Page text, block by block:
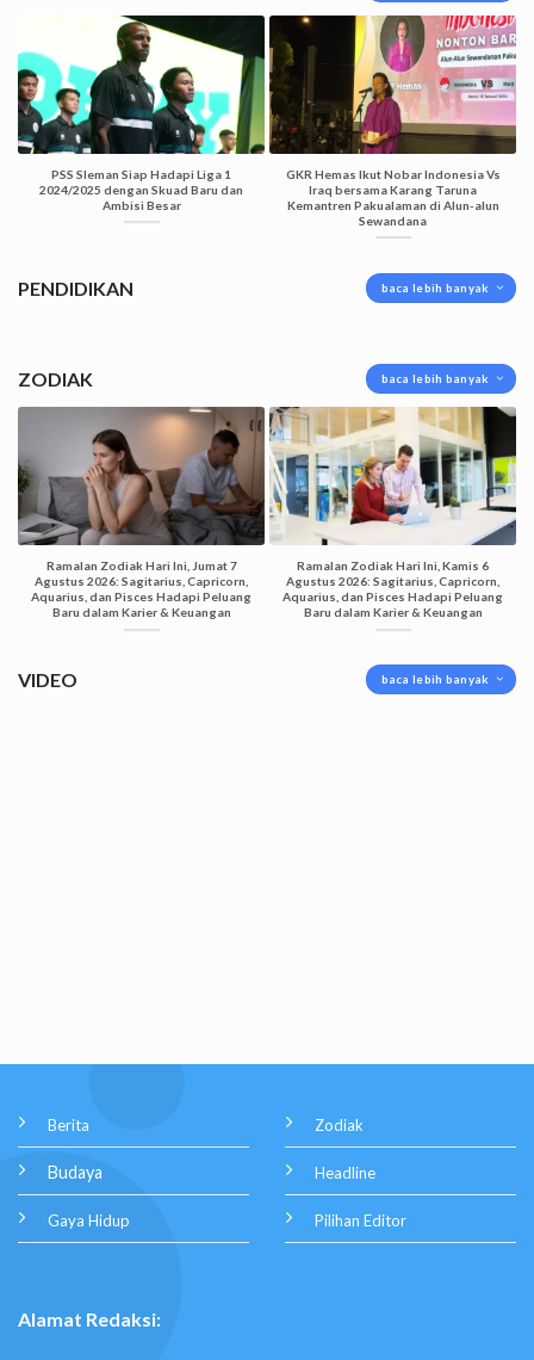
PSS Sleman Siap Hadapi Liga 1
2024/2025 dengan Skuad Baru dan
Ambisi Besar
GKR Hemas Ikut Nobar Indonesia Vs
Iraq bersama Karang Taruna
Kemantren Pakualaman di Alun-alun
Sewandana
PENDIDIKAN baca lebih banyak
ZODIAK baca lebih banyak
Ramalan Zodiak Hari Ini, Jumat 7
Agustus 2026: Sagitarius, Capricorn,
Aquarius, dan Pisces Hadapi Peluang
Baru dalam Karier & Keuangan
Ramalan Zodiak Hari Ini, Kamis 6
Agustus 2026: Sagitarius, Capricorn,
Aquarius, dan Pisces Hadapi Peluang
Baru dalam Karier & Keuangan
VIDEO baca lebih banyak
Berita
Budaya
Gaya Hidup
Zodiak
Headline
Pilihan Editor
Alamat Redaksi: